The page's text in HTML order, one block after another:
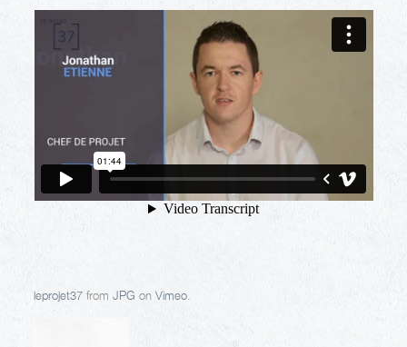
leprojet37from JPG on Vimeo.